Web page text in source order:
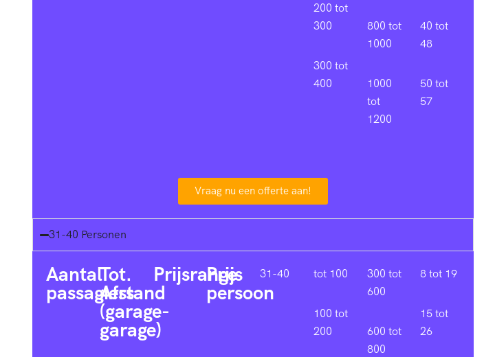
200 tot
300
300 tot
400
800 tot
1000
1000
tot
1200
40 tot
48
50 tot
57
Vraag nu een offerte aan!
31-40 Personen
Aantal
passagiers
Tot.
Afstand
(garage-
garage)
Prijsrange
Prijs
persoon
31-40 tot 100
100 tot
200
300 tot
600
600 tot
800
8 tot 19
15 tot
26